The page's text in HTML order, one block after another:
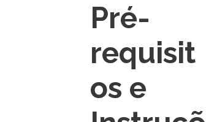
Pré-
requisit
os e